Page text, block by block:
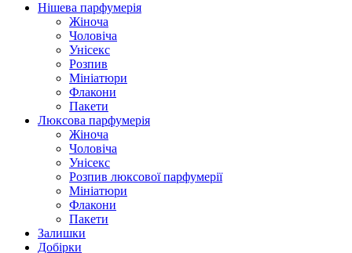
Нішева парфумерія
Жіноча
Чоловіча
Унісекс
Розпив
Мініатюри
Флакони
Пакети
Люксова парфумерія
Жіноча
Чоловіча
Унісекс
Розпив люксової парфумерії
Мініатюри
Флакони
Пакети
Залишки
Добірки